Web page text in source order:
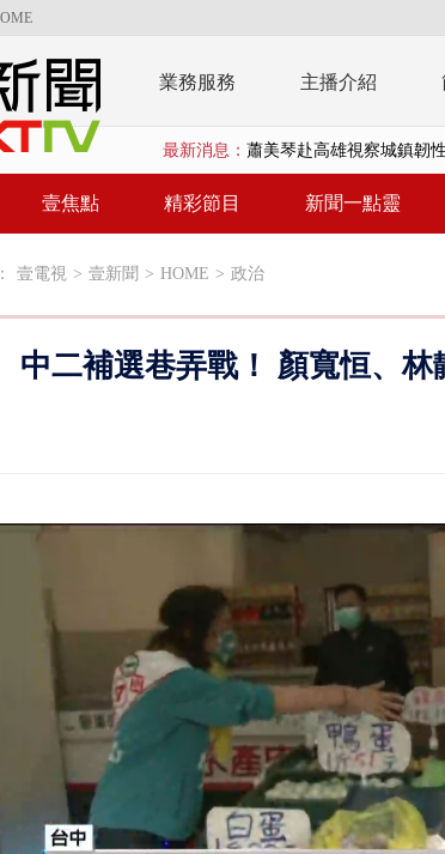
業務服務 主播介紹
最新消息： 蕭美琴赴高雄視察城鎮韌
「鯨魚」挾風雨肆虐菲律
白海豚海警！ 雨彈將炸
沖繩機場航班取消！ 滯留
壹焦點 精彩節目 新聞一點靈
壹電視 > 壹新聞 > HOME > 政治
中二補選巷弄戰！ 顏寬恒、